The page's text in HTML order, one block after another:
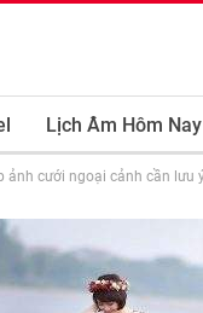
Lịch Âm Hôm Nay
ảnh cưới ngoại cảnh cần lưu